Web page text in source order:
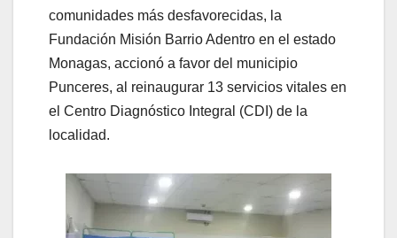
comunidades más desfavorecidas, la
Fundación Misión Barrio Adentro en el estado
Monagas, accionó a favor del municipio
Punceres, al reinaugurar 13 servicios vitales en
el Centro Diagnóstico Integral (CDI) de la
localidad.